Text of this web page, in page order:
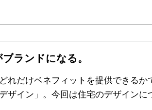
ランドになる。
れだけベネフィットを提供できるか
ザイン」。今回は住宅のデザインに